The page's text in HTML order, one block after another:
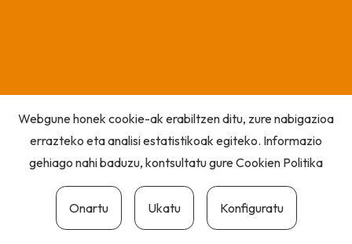
Webgune honek cookie-ak erabiltzen ditu, zure nabigazioa
errazteko eta analisi estatistikoak egiteko. Informazio
gehiago nahi baduzu, kontsultatu gureCookien Politika
Onartu Ukatu Konfiguratu